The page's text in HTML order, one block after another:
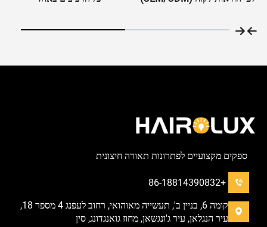
ספקים מקצועיים לפתרונות תאורה חיצונית
+86-18814390832
קומה 6, בניין ב', תעשייה מאוהואי, רחוב לעפנג 4 מספר 18,
עיר הנגלאן, עיר ג'ונגשאן, מחוז גואנגדונג, סין